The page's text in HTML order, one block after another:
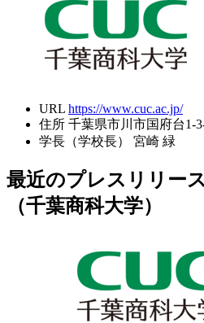
URL https://www.cuc.ac.jp/
住所 千葉県市川市国府台1-
学長（学校長）
宮崎 緑
最近のプレスリリース
（千葉商科大学）